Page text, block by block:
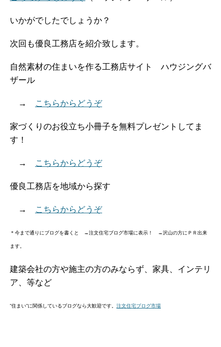
いかがでしたでしょうか？
次回も優良工務店を紹介致します。
自然素材の住まいを作る工務店サイト ハウジングバ
ザール
→ こちらからどうぞ
家づくりのお役立ち小冊子を無料プレゼントしてま
す！
→ こちらからどうぞ
優良工務店を地域から探す
→ こちらからどうぞ
＊今まで通りにブログを書くと →注文住宅ブログ市場に表示！ →沢山の方にＰＲ出来
ます。
建築会社の方や施主の方のみならず、家具、インテリ
ア、等など
”住まい”に関係しているブログなら大歓迎です。 注文住宅ブログ市場